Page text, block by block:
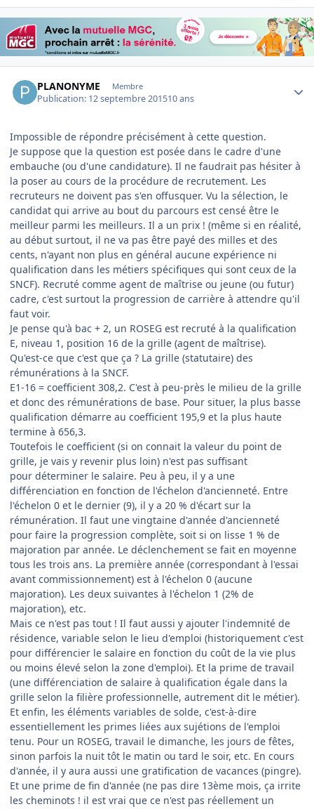
PLANONYME Membre
Publication: 12 septembre 201510 ans
Impossible de répondre précisément à cette question.
Je suppose que la question est posée dans le cadre d'une
embauche (ou d'une candidature). Il ne faudrait pas hésiter à
la poser au cours de la procédure de recrutement. Les
recruteurs ne doivent pas s'en offusquer. Vu la sélection, le
candidat qui arrive au bout du parcours est censé être le
meilleur parmi les meilleurs. Il a un prix ! (même si en réalité,
au début surtout, il ne va pas être payé des milles et des
cents, n'ayant non plus en général aucune expérience ni
qualification dans les métiers spécifiques qui sont ceux de la
SNCF). Recruté comme agent de maîtrise ou jeune (ou futur)
cadre, c'est surtout la progression de carrière à attendre qu'il
faut voir.
Je pense qu'à bac + 2, un ROSEG est recruté à la qualification
E, niveau 1, position 16 de la grille (agent de maîtrise).
Qu'est-ce que c'est que ça ? La grille (statutaire) des
rémunérations à la SNCF.
E1-16 = coefficient 308,2. C'est à peu-près le milieu de la grille
et donc des rémunérations de base. Pour situer, la plus basse
qualification démarre au coefficient 195,9 et la plus haute
termine à 656,3.
Toutefois le coefficient (si on connait la valeur du point de
grille, je vais y revenir plus loin) n'est pas suffisant
pour déterminer le salaire. Peu à peu, il y a une
différenciation en fonction de l'échelon d'ancienneté. Entre
l'échelon 0 et le dernier (9), il y a 20 % d'écart sur la
rémunération. Il faut une vingtaine d'année d'ancienneté
pour faire la progression complète, soit si on lisse 1 % de
majoration par année. Le déclenchement se fait en moyenne
tous les trois ans. La première année (correspondant à l'essai
avant commissionnement) est à l'échelon 0 (aucune
majoration). Les deux suivantes à l'échelon 1 (2% de
majoration), etc.
Mais ce n'est pas tout ! Il faut aussi y ajouter l'indemnité de
résidence, variable selon le lieu d'emploi (historiquement c'est
pour différencier le salaire en fonction du coût de la vie plus
ou moins élevé selon la zone d'emploi). Et la prime de travail
(une différenciation de salaire à qualification égale dans la
grille selon la filière professionnelle, autrement dit le métier).
Et enfin, les éléments variables de solde, c'est-à-dire
essentiellement les primes liées aux sujétions de l'emploi
tenu. Pour un ROSEG, travail le dimanche, les jours de fêtes,
sinon parfois la nuit tôt le matin ou tard le soir, etc. En cours
d'année, il y aura aussi une gratification de vacances (pingre).
Et une prime de fin d'année (ne pas dire 13ème mois, ça irrite
les cheminots ! il est vrai que ce n'est pas réellement un